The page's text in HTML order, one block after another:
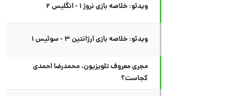
ویدئو: خلاصه بازی نروژ ۱ - انگلیس ۲
ویدئو: خلاصه بازی آرژانتین ۳ - سوئیس ۱
مجری معروف تلویزیون، محمدرضا احمدی
کجاست؟